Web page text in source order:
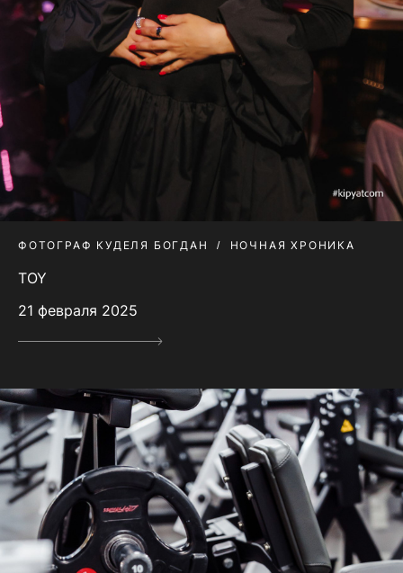
ФОТОГРАФ КУДЕЛЯ БОГДАН НОЧНАЯ ХРОНИКА
TOY
21 февраля 2025